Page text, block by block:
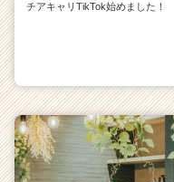
チアキャリTikTok始めました！